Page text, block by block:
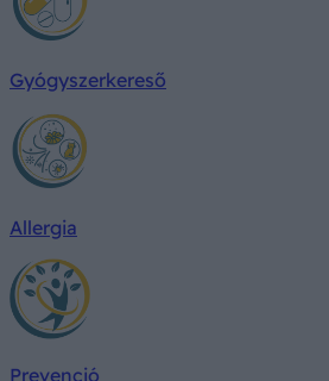
Gyógyszerkereső
Allergia
Prevenció